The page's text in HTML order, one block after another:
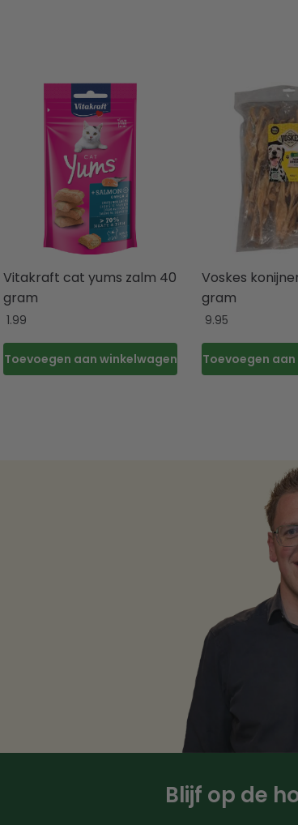
Vitakraft cat yums zalm 40
gram
1.99
Toevoegen aan winkelwagen
Voskes
gram
9.95
Toevoegen
Blijf op de